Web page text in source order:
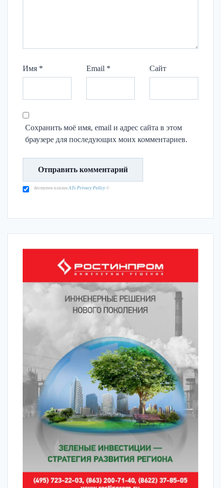
Имя * Email * Сайт
Сохранить моё имя, email и адрес сайта в этом
браузере для последующих моих комментариев.
доступен плагин ATs Privacy Policy ©